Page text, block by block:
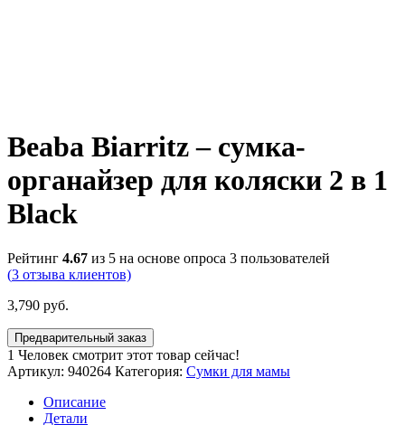
Beaba Biarritz – сумка-
органайзер для коляски 2 в 1
Black
Рейтинг 4.67 из 5 на основе опроса 3 пользователей
(3 отзыва клиентов)
3,790 руб.
Предварительный заказ
1 Человек смотрит этот товар сейчас!
Артикул: 940264 Категория: Сумки для мамы
Описание
Детали